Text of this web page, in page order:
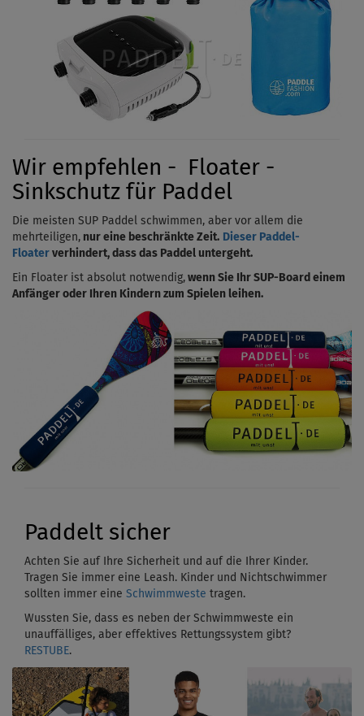
Wir empfehlen - Floater -
Sinkschutz für Paddel
Die meisten SUP Paddel schwimmen, aber vor allem die
mehrteiligen, nur eine beschränkte Zeit. Dieser Paddel-
Floater verhindert, dass das Paddel untergeht.
Ein Floater ist absolut notwendig, wenn Sie Ihr SUP-Board einem
Anfänger oder Ihren Kindern zum Spielen leihen.
Paddelt sicher
Achten Sie auf Ihre Sicherheit und auf die Ihrer Kinder.
Tragen Sie immer eine Leash. Kinder und Nichtschwimmer
sollten immer eine Schwimmweste tragen.
Wussten Sie, dass es neben der Schwimmweste ein
unauffälliges, aber effektives Rettungssystem gibt?
RESTUBE.